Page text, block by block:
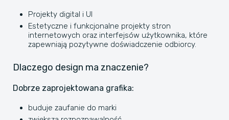
Projekty digital i UI
Estetyczne i funkcjonalne projekty stron
internetowych oraz interfejsów użytkownika, które
zapewniają pozytywne doświadczenie odbiorcy.
Dlaczego design ma znaczenie?
Dobrze zaprojektowana grafika:
buduje zaufanie do marki